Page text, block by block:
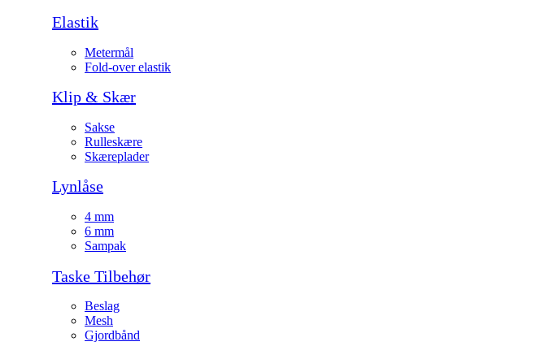
Elastik
Metermål
Fold-over elastik
Klip & Skær
Sakse
Rulleskære
Skæreplader
Lynlåse
4 mm
6 mm
Sampak
Taske Tilbehør
Beslag
Mesh
Gjordbånd